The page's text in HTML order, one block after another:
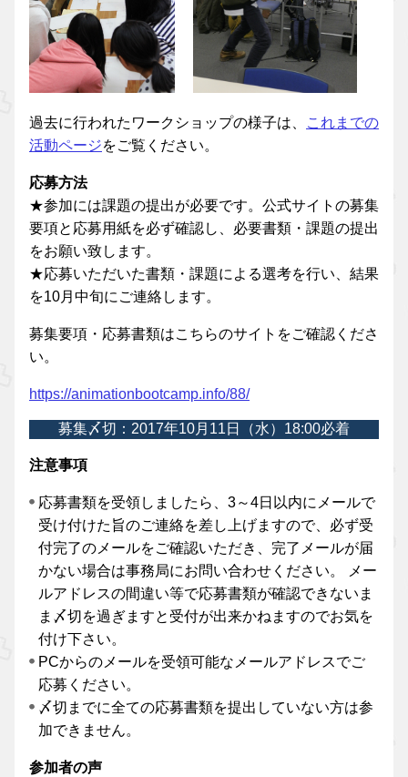
過去に行われたワークショップの様子は、
これまでの
活動ページをご覧ください。
応募方法
★参加には課題の提出が必要です。公式サイトの募集
要項と応募用紙を必ず確認し、必要書類・課題の提出
をお願い致します。
★応募いただいた書類・課題による選考を行い、結果
を10月中旬にご連絡します。
募集要項・応募書類はこちらのサイトをご確認くださ
い。
https://animationbootcamp.info/88/
募集〆切：2017年10月11日（水）18:00必着
注意事項
応募書類を受領しましたら、3～4日以内にメールで
受け付けた旨のご連絡を差し上げますので、必ず受
付完了のメールをご確認いただき、完了メールが届
かない場合は事務局にお問い合わせください。 メー
ルアドレスの間違い等で応募書類が確認できないま
ま〆切を過ぎますと受付が出来かねますのでお気を
付け下さい。
PCからのメールを受領可能なメールアドレスでご
応募ください。
〆切までに全ての応募書類を提出していない方は参
加できません。
参加者の声